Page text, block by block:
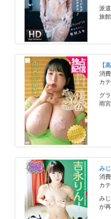
派
旅
【
消
カ
グ
雨
み
消
カ
み
が